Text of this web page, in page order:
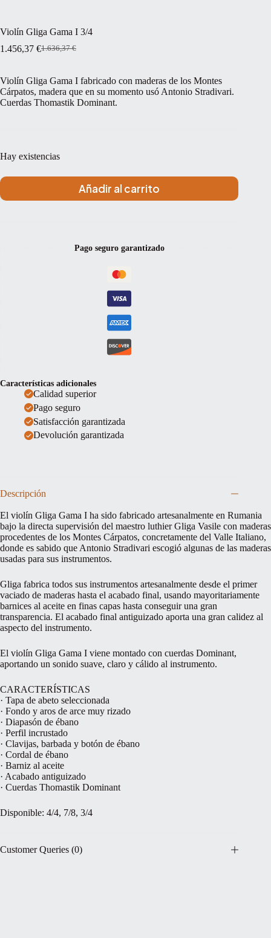
Violín Gliga Gama I 3/4
1.636,37€
El
original
era:
1.636,37 €.
1.456,37 €
El
actual
es:
1.456,37 €.
Violín Gliga Gama I fabricado con maderas de los Montes
Cárpatos, madera que en su momento usó Antonio Stradivari.
Cuerdas Thomastik Dominant.
Hay existencias
Añadir al carrito
Pago seguro garantizado
Características adicionales
Calidad superior
Pago seguro
Satisfacción garantizada
Devolución garantizada
Descripción
El violín Gliga Gama I ha sido fabricado artesanalmente en Rumania
bajo la directa supervisión del maestro luthier Gliga Vasile con maderas
procedentes de los Montes Cárpatos, concretamente del Valle Italiano,
donde es sabido que Antonio Stradivari escogió algunas de las maderas
usadas para sus instrumentos.
Gliga fabrica todos sus instrumentos artesanalmente desde el primer
vaciado de maderas hasta el acabado final, usando mayoritariamente
barnices al aceite en finas capas hasta conseguir una gran
transparencia. El acabado final antiguizado aporta una gran calidez al
aspecto del instrumento.
El violín Gliga Gama I viene montado con cuerdas Dominant,
aportando un sonido suave, claro y cálido al instrumento.
CARACTERÍSTICAS
· Tapa de abeto seleccionada
· Fondo y aros de arce muy rizado
· Diapasón de ébano
· Perfil incrustado
· Clavijas, barbada y botón de ébano
· Cordal de ébano
· Barniz al aceite
· Acabado antiguizado
· Cuerdas Thomastik Dominant
Disponible: 4/4, 7/8, 3/4
Customer Queries (0)